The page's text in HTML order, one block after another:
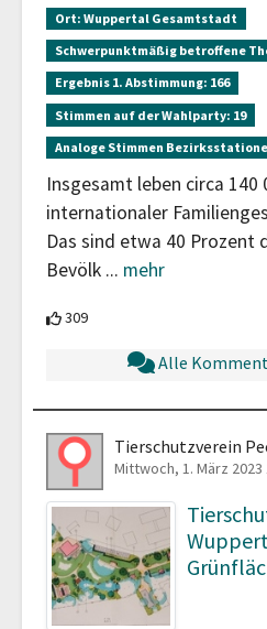
Ort: Wuppertal Gesamtstadt
Schwerpunktmäßig betroffene
Ergebnis 1. Abstimmung: 166
Stimmen auf der Wahlparty: 19
Analoge Stimmen
Insgesamt leben circa 140
internationaler
Das sind etwa 40 Prozent
Bevölk ... mehr
309309 Teilnehmende
Alle
Tierschutzverein
Mittwoch, 1. März 2023